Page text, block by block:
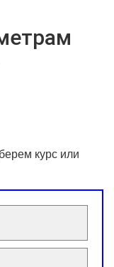
курс или